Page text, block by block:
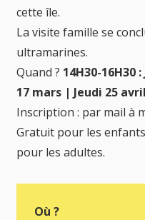
cette île.
La visite famille se
ultramarines.
Quand ? 14H30-16H30
17 mars | Jeudi 25
Inscription : par mail à
Gratuit pour les
pour les adultes.
Où ?